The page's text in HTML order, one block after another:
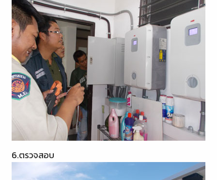
6.ตรวจสอบ